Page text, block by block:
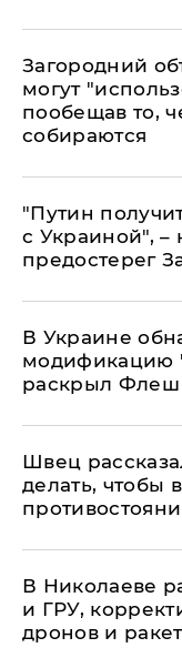
Загородний
могут
пообещав то,
собираются
"Путин
с Украиной", –
предостерег
В Украине
модификацию
раскрыл Флеш
Швец
делать, чтобы
В Николаеве
и ГРУ,
дронов и